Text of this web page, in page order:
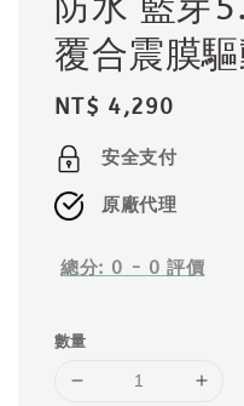
覆合震膜
Regular
price
NT$ 4,290
安全支付
原廠代理
總分: 0 - 0 評價
數量